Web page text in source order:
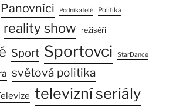
Panovníci Podnikatelé Politika
reality show režiséři
Sport Sportovci StarDance
světová politika
televizní seriály